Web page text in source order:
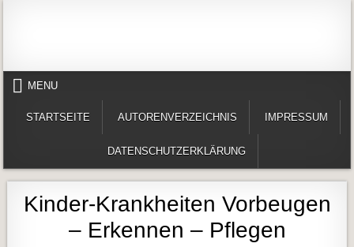
MENU
STARTSEITE AUTORENVERZEICHNIS IMPRESSUM
DATENSCHUTZERKLÄRUNG
Kinder-Krankheiten Vorbeugen
– Erkennen – Pflegen